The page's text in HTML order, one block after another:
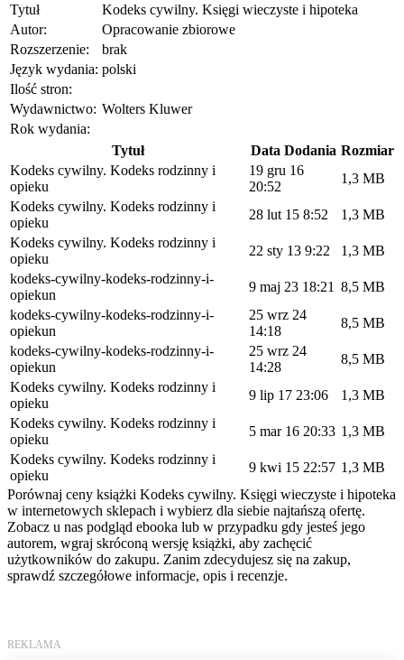
Tytuł
Kodeks cywilny. Księgi wieczyste i hipoteka
Autor:
Opracowanie zbiorowe
Rozszerzenie:
brak
Język wydania: polski
Ilość stron:
Wydawnictwo: Wolters Kluwer
Rok wydania:
Tytuł
Data Dodania Rozmiar
Kodeks cywilny. Kodeks rodzinny i
opieku
19 gru 16
20:52
1,3 MB
Kodeks cywilny. Kodeks rodzinny i
opieku
28 lut 15 8:52
1,3 MB
Kodeks cywilny. Kodeks rodzinny i
opieku
22 sty 13 9:22
1,3 MB
kodeks-cywilny-kodeks-rodzinny-i-
opiekun
9 maj 23 18:21 8,5 MB
kodeks-cywilny-kodeks-rodzinny-i-
opiekun
25 wrz 24
14:18
8,5 MB
kodeks-cywilny-kodeks-rodzinny-i-
opiekun
25 wrz 24
14:28
8,5 MB
Kodeks cywilny. Kodeks rodzinny i
opieku
9 lip 17 23:06
1,3 MB
Kodeks cywilny. Kodeks rodzinny i
opieku
5 mar 16 20:33 1,3 MB
Kodeks cywilny. Kodeks rodzinny i
opieku
9 kwi 15 22:57 1,3 MB
Porównaj ceny książki Kodeks cywilny. Księgi wieczyste i hipoteka
w internetowych sklepach i wybierz dla siebie najtańszą ofertę.
Zobacz u nas podgląd ebooka lub w przypadku gdy jesteś jego
autorem, wgraj skróconą wersję książki, aby zachęcić
użytkowników do zakupu. Zanim zdecydujesz się na zakup,
sprawdź szczegółowe informacje, opis i recenzje.